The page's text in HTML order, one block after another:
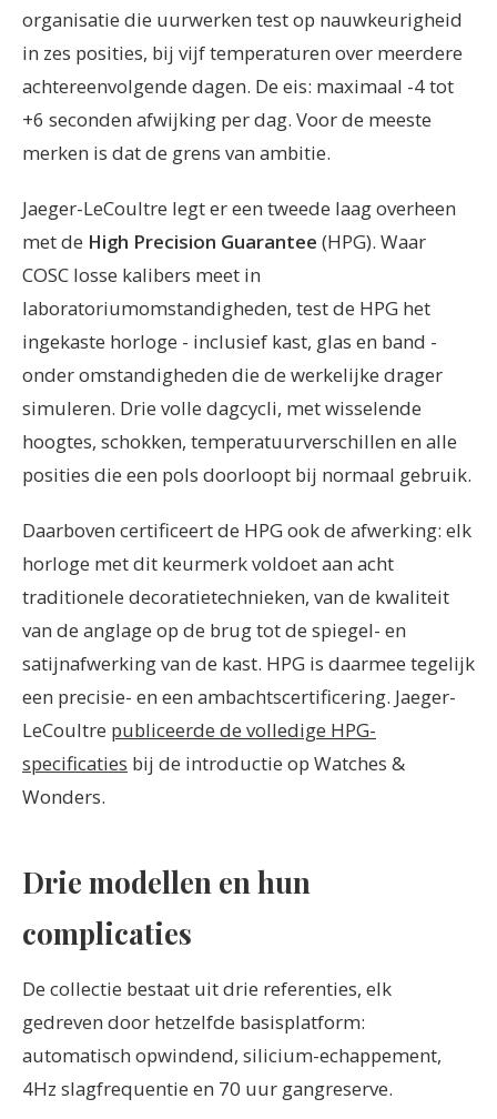
organisatie die uurwerken test op nauwkeurigheid
in zes posities, bij vijf temperaturen over meerdere
achtereenvolgende dagen. De eis: maximaal -4 tot
+6 seconden afwijking per dag. Voor de meeste
merken is dat de grens van ambitie.
Jaeger-LeCoultre legt er een tweede laag overheen
met de High Precision Guarantee (HPG). Waar
COSC losse kalibers meet in
laboratoriumomstandigheden, test de HPG het
ingekaste horloge - inclusief kast, glas en band -
onder omstandigheden die de werkelijke drager
simuleren. Drie volle dagcycli, met wisselende
hoogtes, schokken, temperatuurverschillen en alle
posities die een pols doorloopt bij normaal gebruik.
Daarboven certificeert de HPG ook de afwerking: elk
horloge met dit keurmerk voldoet aan acht
traditionele decoratietechnieken, van de kwaliteit
van de anglage op de brug tot de spiegel- en
satijnafwerking van de kast. HPG is daarmee tegelijk
een precisie- en een ambachtscertificering. Jaeger-
LeCoultre publiceerde de volledige HPG-
specificaties bij de introductie op Watches &
Wonders.
Drie modellen en hun
complicaties
De collectie bestaat uit drie referenties, elk
gedreven door hetzelfde basisplatform:
automatisch opwindend, silicium-echappement,
4Hz slagfrequentie en 70 uur gangreserve.